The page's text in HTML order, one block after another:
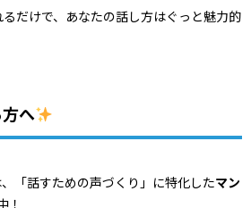
だけで、あなたの話し方はぐっと魅力的
へ
「話すための声づくり」に特化したマン
！